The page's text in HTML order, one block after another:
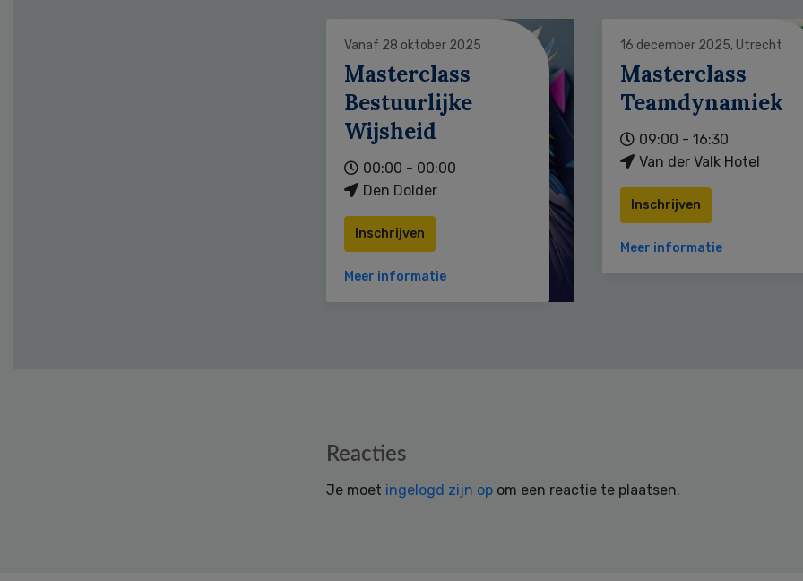
Vanaf 28 oktober 2025
Masterclass
Bestuurlijke
Wijsheid
00:00 - 00:00
Den Dolder
Inschrijven
Meer informatie
16 december 2025, Utrecht
Masterclass
Teamdynamiek
09:00 - 16:30
Van der Valk Hotel
Inschrijven
Meer informatie
Reacties
Je moet ingelogd zijn op om een reactie te plaatsen.